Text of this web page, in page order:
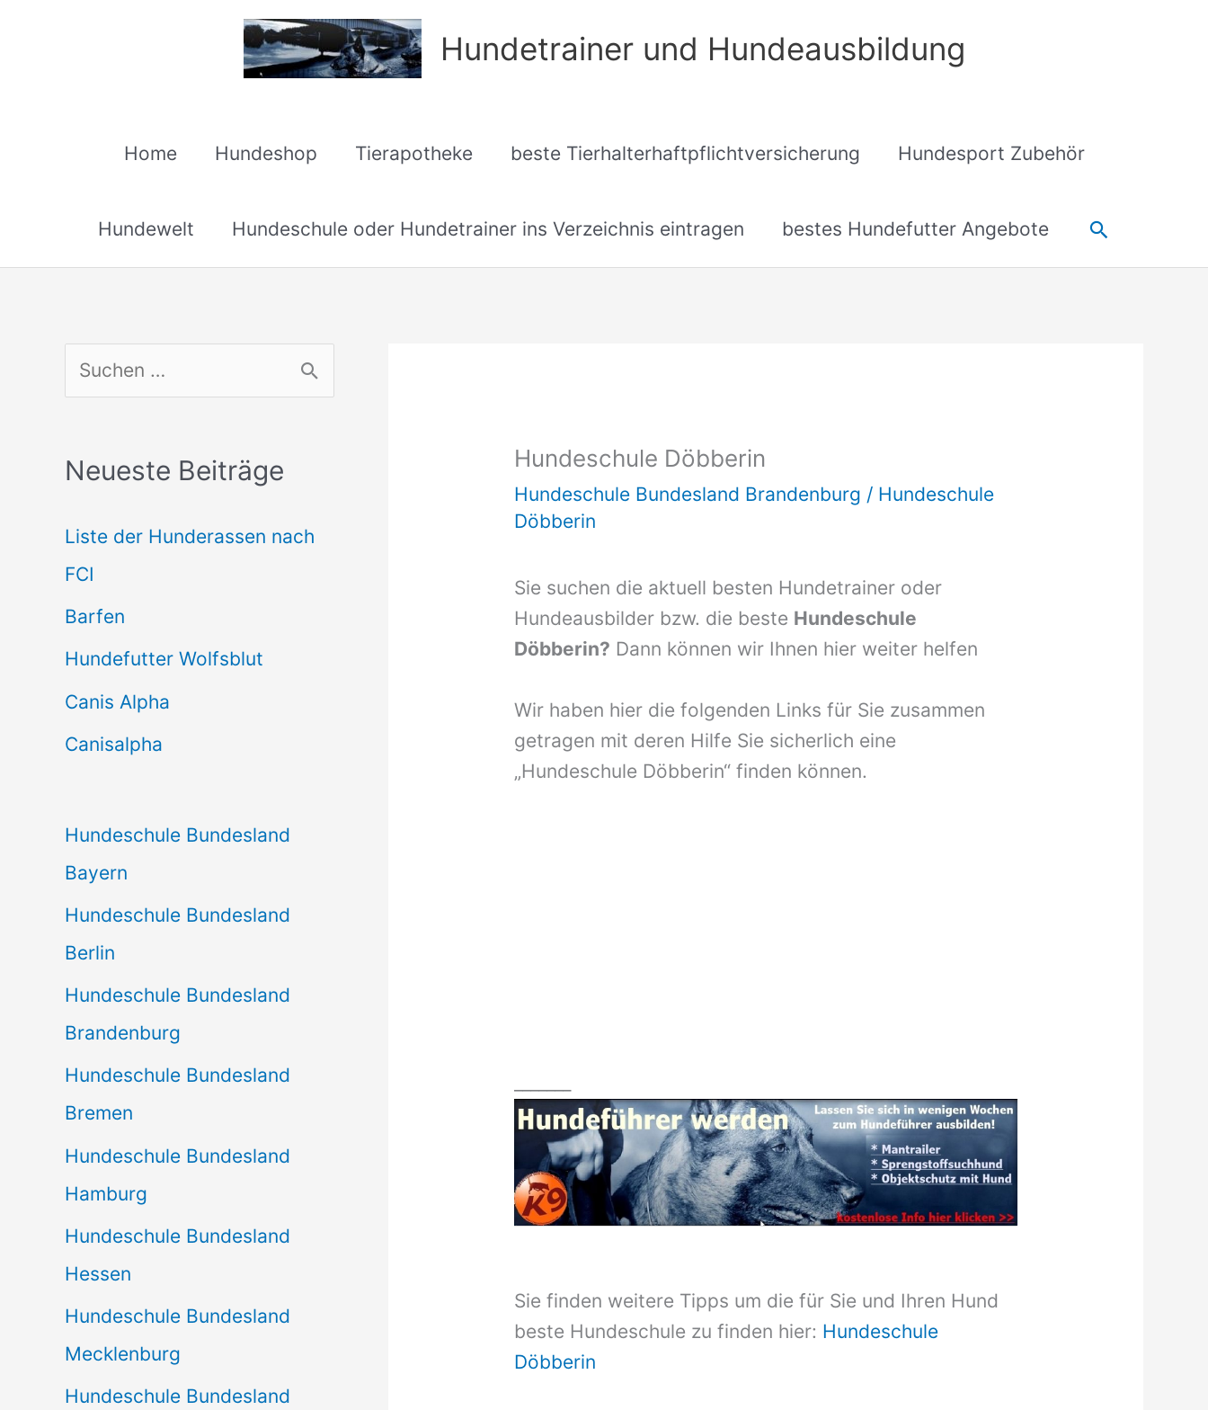
Hundetrainer und Hundeausbildung
Home Hundeshop Tierapotheke beste Tierhalterhaftpflichtversicherung Hundesport Zubehör
Hundewelt Hundeschule oder Hundetrainer ins Verzeichnis eintragen bestes Hundefutter Angebote Suchen
u
h
n
n
a
c
h
:
Neueste Beiträge
Liste der Hunderassen nach
FCI
Barfen
Hundefutter Wolfsblut
Canis Alpha
Canisalpha
Hundeschule Bundesland
Bayern
Hundeschule Bundesland
Berlin
Hundeschule Bundesland
Brandenburg
Hundeschule Bundesland
Bremen
Hundeschule Bundesland
Hamburg
Hundeschule Bundesland
Hessen
Hundeschule Bundesland
Mecklenburg
Hundeschule Bundesland
Hundeschule Döbberin
Hundeschule Bundesland Brandenburg / Hundeschule
Döbberin
Sie suchen die aktuell besten Hundetrainer oder
Hundeausbilder bzw. die beste Hundeschule
Döbberin? Dann können wir Ihnen hier weiter helfen
Wir haben hier die folgenden Links für Sie zusammen
getragen mit deren Hilfe Sie sicherlich eine
„Hundeschule Döbberin“ finden können.
Sie finden weitere Tipps um die für Sie und Ihren Hund
beste Hundeschule zu finden hier: Hundeschule
Döbberin